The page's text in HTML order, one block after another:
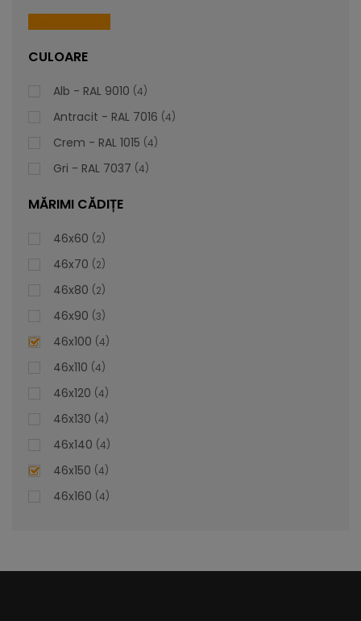
De la 1.016,81
Lavoar Suspendat - Bianca
Lavoar Suspendat Bianca – Estetica și Funcționalitate
de design personalizabil ce îmbină eleganța cu utilitatea.
CULOARE
Alb - RAL 9010 4
Antracit - RAL 7016 4
Crem - RAL 1015 4
Gri - RAL 7037 4
MĂRIMI CĂDIȚE
46x60 2
46x70 2
46x80 2
46x90 3
46x100 4
46x110 4
46x120 4
46x130 4
46x140 4
46x150 4
46x160 4